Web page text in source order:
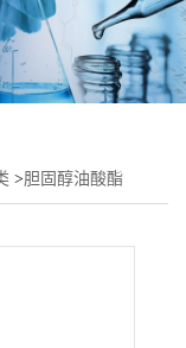
>胆固醇油酸酯